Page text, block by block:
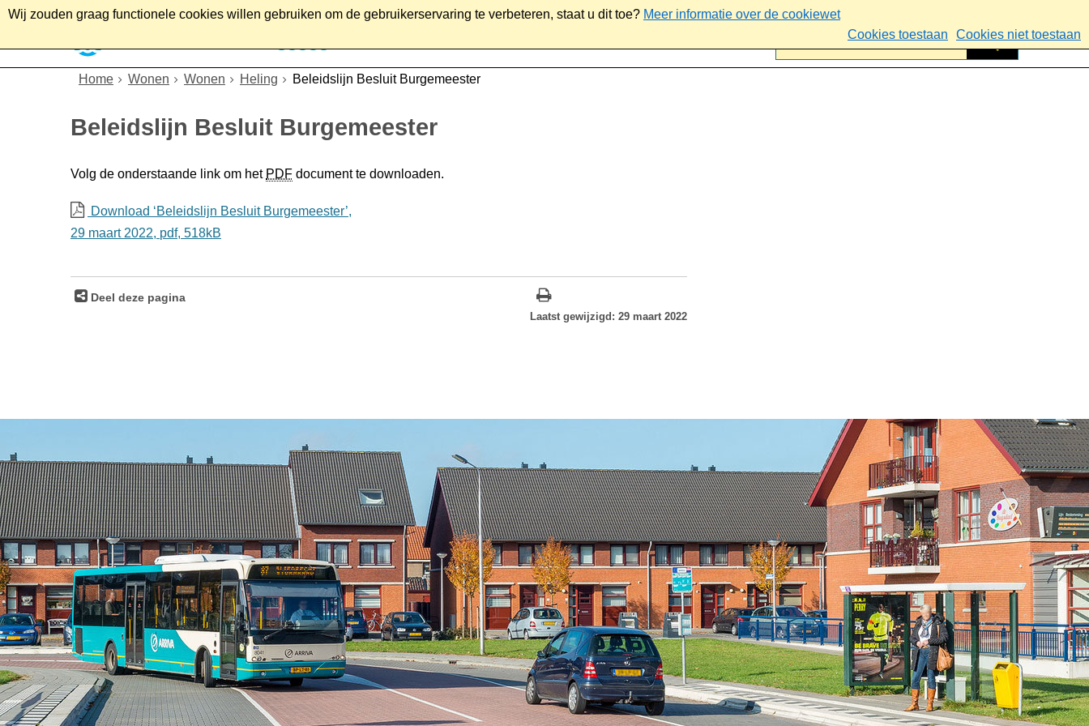
Wij zouden graag functionele cookies willen gebruiken om de gebruikerservaring te verbeteren, staat u dit toe? Meer informatie over de cookiewet
Cookies toestaan
Cookies niet toestaan
Home Wonen Wonen Heling Beleidslijn Besluit Burgemeester
Beleidslijn Besluit Burgemeester
Volg de onderstaande link om het PDF document te downloaden.
Download ‘Beleidslijn Besluit Burgemeester’,
29 maart 2022, pdf, 518kB
Deel deze pagina
Laatst gewijzigd: 29 maart 2022